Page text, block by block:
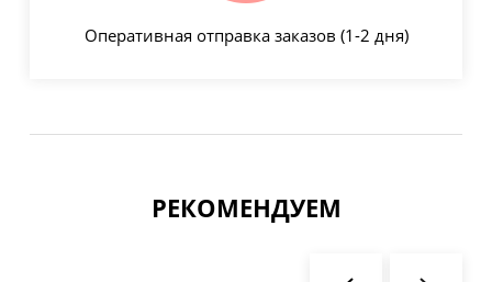
Оперативная отправка заказов (1-2 дня)
РЕКОМЕНДУЕМ